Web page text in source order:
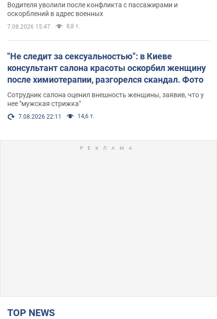
Водителя уволили после конфликта с пассажирами и
оскорблений в адрес военных
7.08.2026 15:47 8,8 т.
"Не следит за сексуальностью": в Киеве
консультант салона красоты оскорбил женщину
после химиотерапии, разгорелся скандал. Фото
Сотрудник салона оценил внешность женщины, заявив, что у
нее "мужская стрижка"
7.08.2026 22:11 14,6 т.
TOP NEWS